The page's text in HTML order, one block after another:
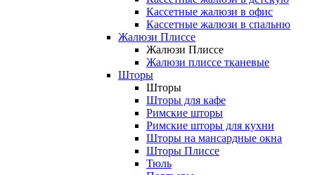
Кассетные жалюзи в офис
Кассетные жалюзи в спальню
Жалюзи Плиссе
Жалюзи Плиссе
Жалюзи плиссе тканевые
Шторы
Шторы
Шторы для кафе
Римские шторы
Римские шторы для кухни
Шторы на мансардные окна
Шторы Плиссе
Тюль